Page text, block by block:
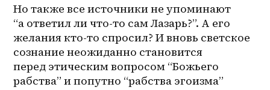
Но также все источники не упоминают
“а ответил ли что-то сам Лазарь?”. А его
желания кто-то спросил? И вновь светское
сознание неожиданно становится
перед этическим вопросом “Божьего
рабства” и попутно “рабства эгоизма”